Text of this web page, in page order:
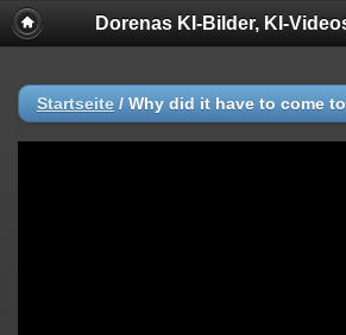
Dorenas KI-Bilder, KI-
Startseite / Why did it have to come